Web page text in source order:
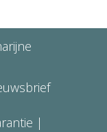
|